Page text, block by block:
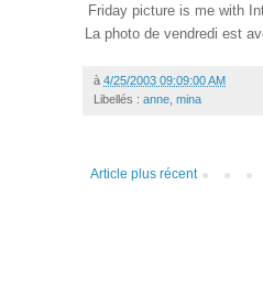
Friday picture is me with
La photo de vendredi est
à 4/25/2003 09:09:00 AM
Libellés : anne mina
Article plus récent